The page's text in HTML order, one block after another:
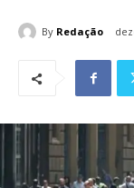
By Redação